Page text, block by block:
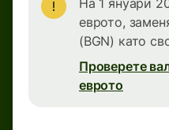
На 1 януари
еврото,
(BGN) като
Проверете
еврото